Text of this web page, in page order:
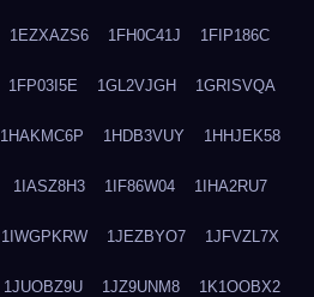
1EZXAZS6 1FH0C41J 1FIP186C
1FP03I5E 1GL2VJGH 1GRISVQA
1HAKMC6P 1HDB3VUY 1HHJEK58
1IASZ8H3 1IF86W04 1IHA2RU7
1IWGPKRW 1JEZBYO7 1JFVZL7X
1JUOBZ9U 1JZ9UNM8 1K1OOBX2